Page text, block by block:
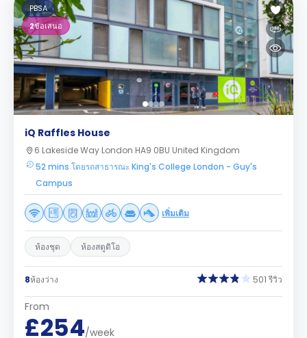
PBSA
2ข้อเสนอ
iQ Raffles House
6 Lakeside Way London HA9 0BU United Kingdom
52 mins โดยรถสาธารณะ King's College London - Guy's
Campus
เพิ่มเติม
ห้องชุด ห้องสตูดิโอ
8ห้องว่าง 501 รีวิว
From
£254/week